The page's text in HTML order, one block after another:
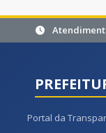
Portal da